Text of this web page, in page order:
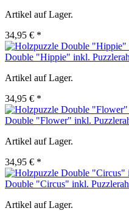
Artikel auf Lager.
34,95 € *
Double "Hippie" inkl.
Artikel auf Lager.
34,95 € *
Double "Flower" inkl.
Artikel auf Lager.
34,95 € *
Double "Circus" inkl.
Artikel auf Lager.